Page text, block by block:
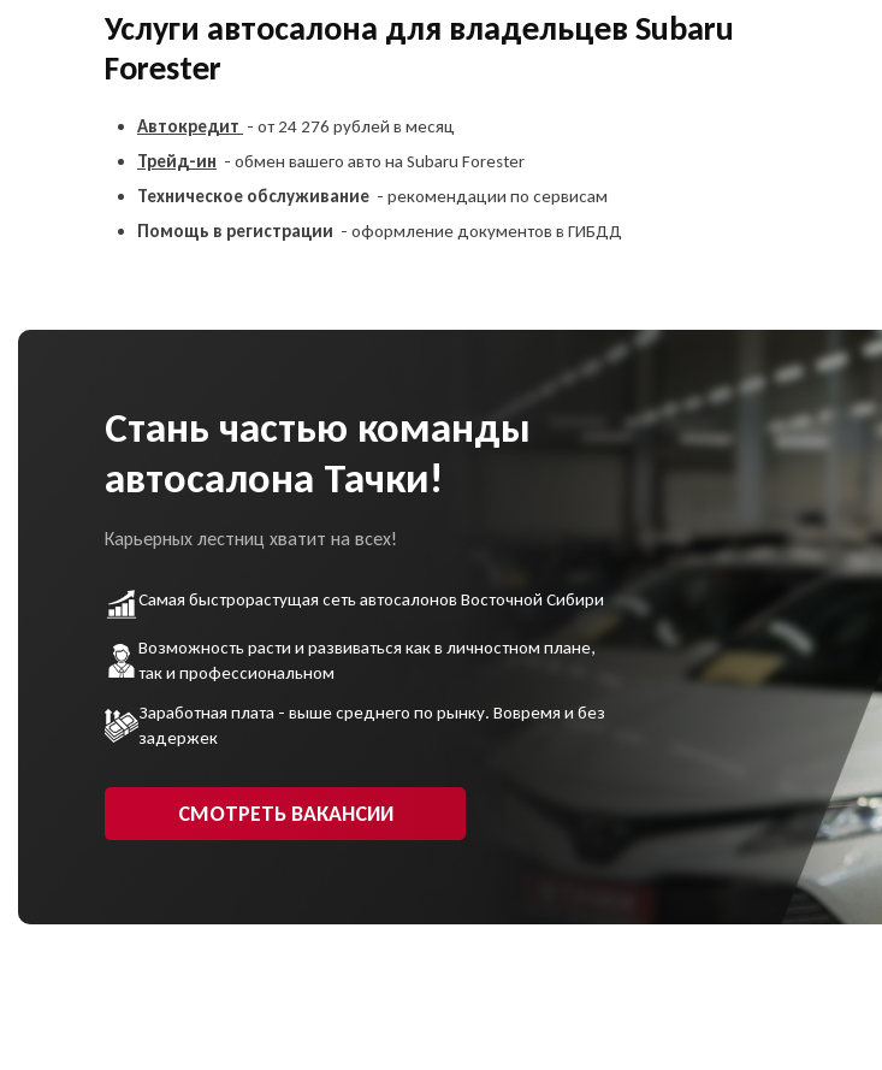
Услуги автосалона для владельцев Subaru
Forester
Автокредит - от 24 276 рублей в месяц
Трейд-ин - обмен вашего авто на Subaru Forester
Техническое обслуживание - рекомендации по сервисам
Помощь в регистрации - оформление документов в ГИБДД
Стань частью команды
автосалона Тачки!
Карьерных лестниц хватит на всех!
Самая быстрорастущая сеть автосалонов Восточной Сибири
Возможность расти и развиваться как в личностном плане,
так и профессиональном
Заработная плата - выше среднего по рынку. Вовремя и без
задержек
СМОТРЕТЬ ВАКАНСИИ
ОФОРМИТЬ ОНЛАЙН